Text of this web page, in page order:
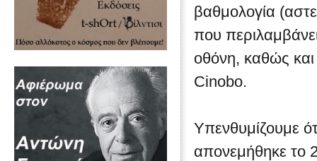
βαθμολογία
που
οθόνη, καθώς
Cinobο.
Υπενθυμίζουμε
απονεμήθηκε το